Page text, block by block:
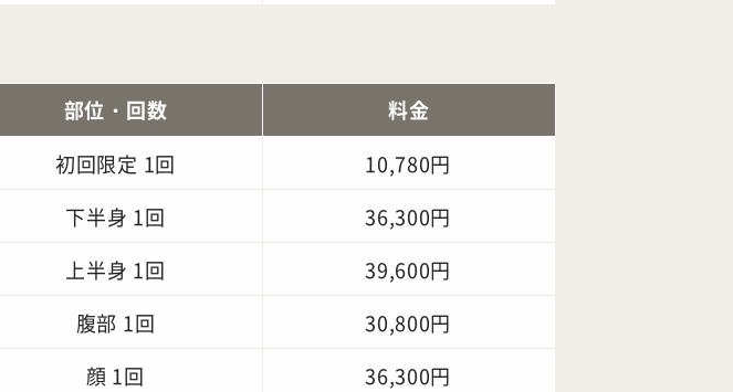
部位・回数 料金
初回限定 1回
10,780円
下半身 1回
36,300円
上半身 1回
39,600円
腹部 1回
30,800円
顔 1回
36,300円